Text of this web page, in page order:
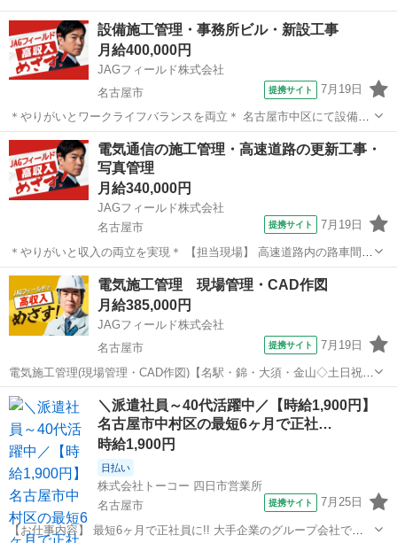
設備施工管理・事務所ビル・新設工事
月給400,000円
JAGフィールド株式会社
名古屋市
提携サイト 7月19日
＊やりがいとワークライフバランスを両立＊ 名古屋市中区にて設備工
事の技術者を募集。 「これまでのキャリアを活かし、より大きなフィ
ールドで活躍したい」 そんな方におすすめです。 勤務地や働き方に柔
軟性があり、安定収入も可...
愛知 名古屋市 その他
電気通信の施工管理・高速道路の更新工事・
写真管理
月給340,000円
JAGフィールド株式会社
名古屋市
提携サイト 7月19日
＊やりがいと収入の両立を実現＊ 【担当現場】 高速道路内の路車間通
信設備更改工事 【応募条件】 ・実務経験8年以上 ・1級施工管理技士
(建築・土木・管工事) (勤務エリア) ・名古屋市内※車通勤OKです ＜業
務内容＞...
愛知 名古屋市 その他
電気施工管理 現場管理・CAD作図
月給385,000円
JAGフィールド株式会社
名古屋市
提携サイト 7月19日
電気施工管理(現場管理・CAD作図)【名駅・錦・大須・金山◇土日祝休
み◇大手企業】 ＜残業100 支給◎前職給保障◎＞中部支社が管轄する
電気設備の諸工事です。主に小中規模物件の新築/改修工事が対象とな
ります。設備や配線の...
愛知 その他
＼派遣社員～40代活躍中／【時給1,900円】
名古屋市中村区の最短6ヶ月で正社…
時給1,900円
日払い
株式会社トーコー 四日市営業所
名古屋市
提携サイト 7月25日
【お仕事内容】 最短6ヶ月で正社員に!! 大手企業のグループ会社で正